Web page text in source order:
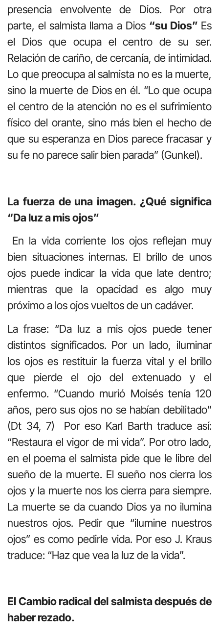
presencia envolvente de Dios. Por otra
parte, el salmista llama a Dios “su Dios” Es
el Dios que ocupa el centro de su ser.
Relación de cariño, de cercanía, de intimidad.
Lo que preocupa al salmista no es la muerte,
sino la muerte de Dios en él. “Lo que ocupa
el centro de la atención no es el sufrimiento
físico del orante, sino más bien el hecho de
que su esperanza en Dios parece fracasar y
su fe no parece salir bien parada” (Gunkel).
La fuerza de una imagen. ¿Qué significa
“Da luz a mis ojos”
En la vida corriente los ojos reflejan muy
bien situaciones internas. El brillo de unos
ojos puede indicar la vida que late dentro;
mientras que la opacidad es algo muy
próximo a los ojos vueltos de un cadáver.
La frase: “Da luz a mis ojos puede tener
distintos significados. Por un lado, iluminar
los ojos es restituir la fuerza vital y el brillo
que pierde el ojo del extenuado y el
enfermo. “Cuando murió Moisés tenía 120
años, pero sus ojos no se habían debilitado”
(Dt 34, 7) Por eso Karl Barth traduce así:
“Restaura el vigor de mi vida”. Por otro lado,
en el poema el salmista pide que le libre del
sueño de la muerte. El sueño nos cierra los
ojos y la muerte nos los cierra para siempre.
La muerte se da cuando Dios ya no ilumina
nuestros ojos. Pedir que “ilumine nuestros
ojos” es como pedirle vida. Por eso J. Kraus
traduce: “Haz que vea la luz de la vida”.
El Cambio radical del salmista después de
haber rezado.